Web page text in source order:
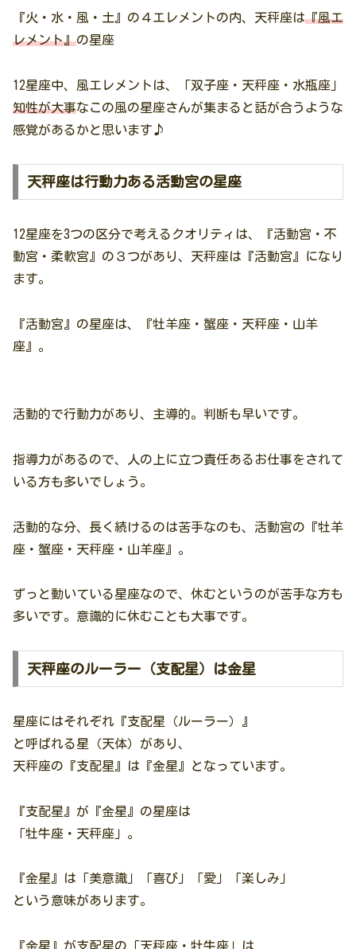
『火・水・風・土』の４エレメントの内、天秤座は『風エ
レメント』の星座
12星座中、風エレメントは、「双子座・天秤座・水瓶座」
知性が大事なこの風の星座さんが集まると話が合うような
感覚があるかと思います♪
天秤座は行動力ある活動宮の星座
12星座を3つの区分で考えるクオリティは、『活動宮・不
動宮・柔軟宮』の３つがあり、天秤座は『活動宮』になり
ます。
『活動宮』の星座は、『牡羊座・蟹座・天秤座・山羊
座』。
活動的で行動力があり、主導的。判断も早いです。
指導力があるので、人の上に立つ責任あるお仕事をされて
いる方も多いでしょう。
活動的な分、長く続けるのは苦手なのも、活動宮の『牡羊
座・蟹座・天秤座・山羊座』。
ずっと動いている星座なので、休むというのが苦手な方も
多いです。意識的に休むことも大事です。
天秤座のルーラー（支配星）は金星
星座にはそれぞれ『支配星（ルーラー）』
と呼ばれる星（天体）があり、
天秤座の『支配星』は『金星』となっています。
『支配星』が『金星』の星座は
「牡牛座・天秤座」。
『金星』は「美意識」「喜び」「愛」「楽しみ」
という意味があります。
『金星』が支配星の「天秤座・牡牛座」は